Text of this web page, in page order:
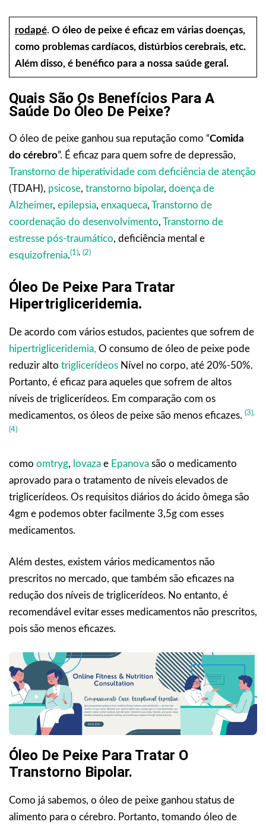
rodapé. O óleo de peixe é eficaz em várias doenças,
como problemas cardíacos, distúrbios cerebrais, etc.
Além disso, é benéfico para a nossa saúde geral.
Quais São Os Benefícios Para A
Saúde Do Óleo De Peixe?
O óleo de peixe ganhou sua reputação como “Comida
do cérebro”. É eficaz para quem sofre de depressão,
Transtorno de hiperatividade com deficiência de atenção
(TDAH), psicose, transtorno bipolar, doença de
Alzheimer, epilepsia, enxaqueca, Transtorno de
coordenação do desenvolvimento, Transtorno de
estresse pós-traumático, deficiência mental e
esquizofrenia.(1), (2)
Óleo De Peixe Para Tratar
Hipertrigliceridemia.
De acordo com vários estudos, pacientes que sofrem de
hipertrigliceridemia, O consumo de óleo de peixe pode
reduzir alto triglicerídeos Nível no corpo, até 20%-50%.
Portanto, é eficaz para aqueles que sofrem de altos
níveis de triglicerídeos. Em comparação com os
medicamentos, os óleos de peixe são menos eficazes. (3),
(4)
como omtryg, lovaza e Epanova são o medicamento
aprovado para o tratamento de níveis elevados de
triglicerídeos. Os requisitos diários do ácido ômega são
4gm e podemos obter facilmente 3,5g com esses
medicamentos.
Além destes, existem vários medicamentos não
prescritos no mercado, que também são eficazes na
redução dos níveis de triglicerídeos. No entanto, é
recomendável evitar esses medicamentos não prescritos,
pois são menos eficazes.
Óleo De Peixe Para Tratar O
Transtorno Bipolar.
Como já sabemos, o óleo de peixe ganhou status de
alimento para o cérebro. Portanto, tomando óleo de